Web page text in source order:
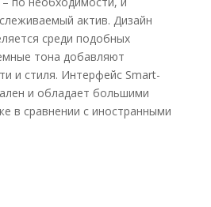
актив. Дизайн
среди подобных
тона добавляют
и стиля. Интерфейс Smart-
и обладает большими
в сравнении с иностранными